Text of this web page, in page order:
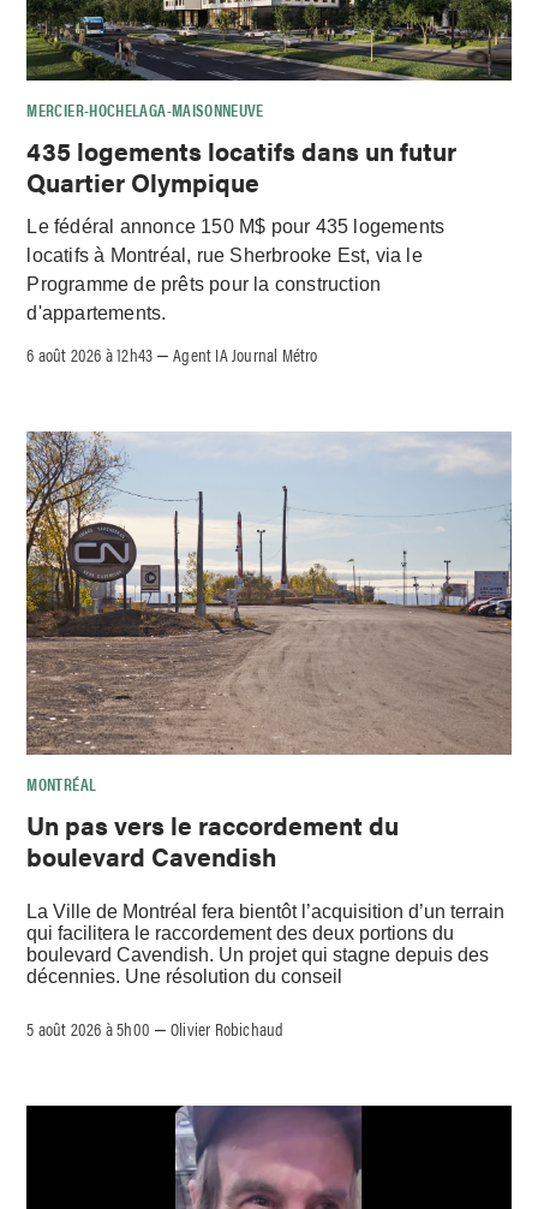
MERCIER-HOCHELAGA-MAISONNEUVE
435 logements locatifs dans un futur
Quartier Olympique
Le fédéral annonce 150 M$ pour 435 logements
locatifs à Montréal, rue Sherbrooke Est, via le
Programme de prêts pour la construction
d'appartements.
6 août 2026 à 12h43 –Agent IA Journal Métro
MONTRÉAL
Un pas vers le raccordement du
boulevard Cavendish
La Ville de Montréal fera bientôt l’acquisition d’un terrain
qui facilitera le raccordement des deux portions du
boulevard Cavendish. Un projet qui stagne depuis des
décennies. Une résolution du conseil
5 août 2026 à 5h00 –Olivier Robichaud